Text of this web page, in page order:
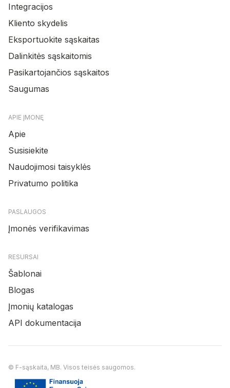
Integracijos
Kliento skydelis
Eksportuokite sąskaitas
Dalinkitės sąskaitomis
Pasikartojančios sąskaitos
Saugumas
APIE ĮMONĘ
Apie
Susisiekite
Naudojimosi taisyklės
Privatumo politika
PASLAUGOS
Įmonės verifikavimas
RESURSAI
Šablonai
Blogas
Įmonių katalogas
API dokumentacija
© F-sąskaita, MB. Visos teisės saugomos.